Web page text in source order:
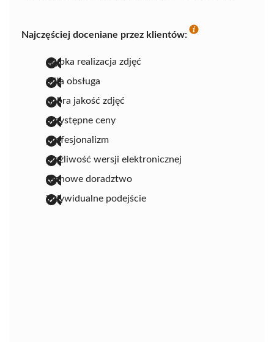
Najczęściej doceniane przez klientów:
szybka realizacja zdjęć
miła obsługa
dobra jakość zdjęć
przystępne ceny
profesjonalizm
możliwość wersji elektronicznej
fachowe doradztwo
indywidualne podejście